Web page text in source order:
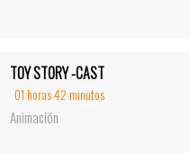
TOY STORY -CAST
01 horas 42 minutos
Animación